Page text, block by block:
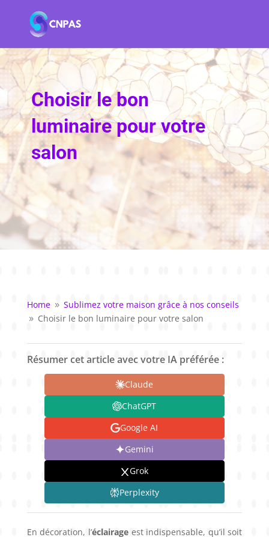
Choisir le bon
luminaire pour votre
salon
Home 9 Sublimez votre maison grâce à nos conseils
9 Choisir le bon luminaire pour votre salon
Résumer cet article avec votre IA préférée :
Claude
ChatGPT
Google AI
Gemini
Grok
Perplexity
En décoration, l’éclairageest indispensable, qu’il soit